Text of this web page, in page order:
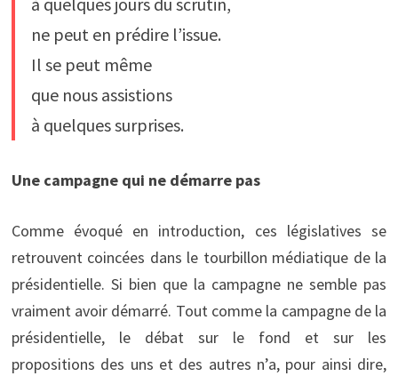
ne peut en prédire l’issue.
Il se peut même
que nous assistions
à quelques surprises.
Une campagne qui ne démarre pas
Comme évoqué en introduction, ces législatives se
retrouvent coincées dans le tourbillon médiatique de la
présidentielle. Si bien que la campagne ne semble pas
vraiment avoir démarré. Tout comme la campagne de la
présidentielle, le débat sur le fond et sur les
propositions des uns et des autres n’a, pour ainsi dire,